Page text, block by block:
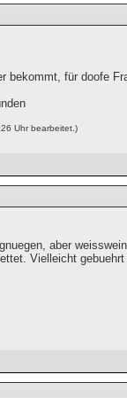
bekommt, für doofe
Uhr bearbeitet.)
aber
Vielleicht